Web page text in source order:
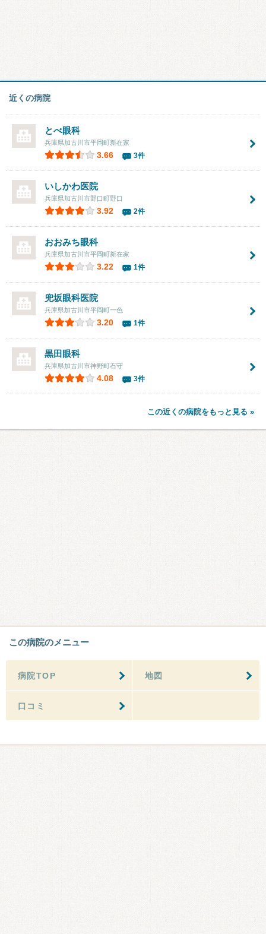
近くの病院
とべ眼科
兵庫県加古川市平岡町新在家
3.66 3件
いしかわ医院
兵庫県加古川市野口町野口
3.92 2件
おおみち眼科
兵庫県加古川市平岡町新在家
3.22 1件
兜坂眼科医院
兵庫県加古川市平岡町一色
3.20 1件
黒田眼科
兵庫県加古川市神野町石守
4.08 3件
この近くの病院をもっと見る »
この病院のメニュー
病院TOP 地図
口コミ